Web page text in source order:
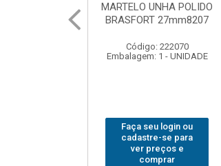
CHAVE GRIFO BRASFORT
14” 6012
Código: 231967
Embalagem: 1 - UNIDADE
Faça seu login ou
cadastre-se para
ver preços e
comprar